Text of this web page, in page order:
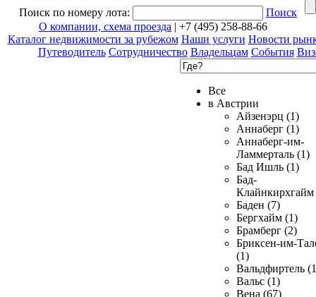
Поиск по номеру лота:
Поиск
О компании, схема проезда | +7 (495) 258-88-66
Каталог недвижимости за рубежом Наши услуги Новости
Путеводитель Сотрудничество Владельцам События
Все
в Австрии
Айзенэрц (1)
Аннаберг (1)
Аннаберг-им-
Ламмерталь (1)
Бад Ишль (1)
Бад-
Клайнкирхгайм
Баден (7)
Бергхайм (1)
Брамберг (2)
Бриксен-им-
(1)
Вальдфиртель
Вальс (1)
Вена (67)